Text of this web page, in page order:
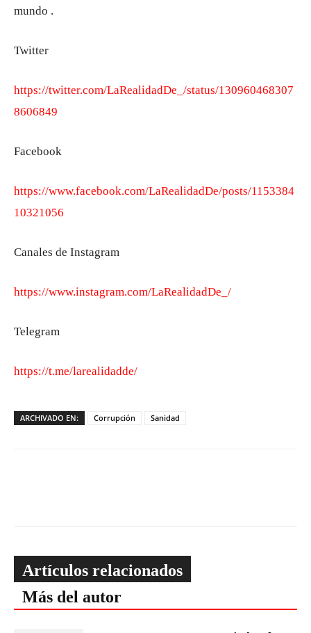
mundo .
Twitter
https://twitter.com/LaRealidadDe_/status/130960468307
8606849
Facebook
https://www.facebook.com/LaRealidadDe/posts/1153384
10321056
Canales de Instagram
https://www.instagram.com/LaRealidadDe_/
Telegram
https://t.me/larealidadde/
ARCHIVADO EN: Corrupción Sanidad
Artículos relacionados
Más del autor